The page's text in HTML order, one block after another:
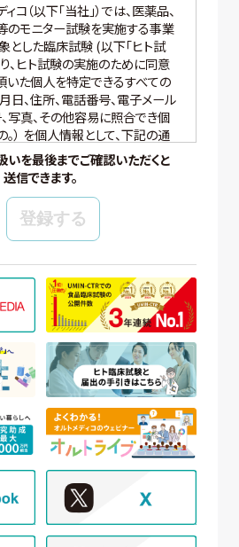
コ（以下「当社」）では、医薬品、
のモニター試験を実施する事業
とした臨床試験 (以下「ヒト試
、ヒト試験の実施のために同意
いた個人を特定できるすべての
日、住所、電話番号、電子メール
写真、その他容易に照合でき個
） を個人情報として、下記の通
たします。
の保護管理者として個人情報保
個人情報保護法、その他関連す
と利用目的】
に個人情報を取得、および利用
参加頂く方の個人情報について
運営管理 (メールマガジン配
抽出を含む)
試験の参加者募集および管理
験参加者への条件確認、連絡
参加者への謝礼の支払い
らのお問い合わせ・ご要望への
いを最後までご確認いただくと
送信できます。